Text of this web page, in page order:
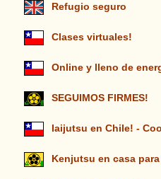
Refugio seguro
Clases virtuales!
Online y lleno de
SEGUIMOS FIRMES!
Iaijutsu en Chile! -
Kenjutsu en casa